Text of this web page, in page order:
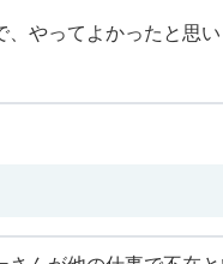
、やってよかったと思い